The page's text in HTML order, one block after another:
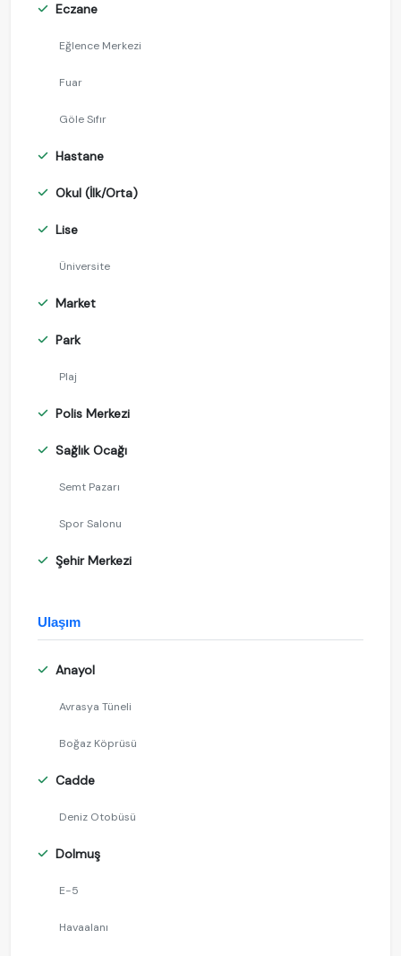
Eczane
Eğlence Merkezi
Fuar
Göle Sıfır
Hastane
Okul (İlk/Orta)
Lise
Üniversite
Market
Park
Plaj
Polis Merkezi
Sağlık Ocağı
Semt Pazarı
Spor Salonu
Şehir Merkezi
Ulaşım
Anayol
Avrasya Tüneli
Boğaz Köprüsü
Cadde
Deniz Otobüsü
Dolmuş
E-5
Havaalanı